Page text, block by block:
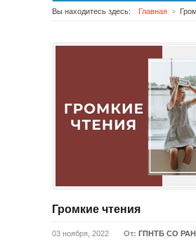
Вы находитесь здесь: Главная
Громкие чтения
03 ноября, 2022 От: ГПНТБ СО РАН